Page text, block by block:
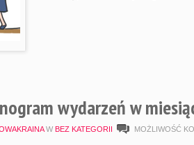
wydarzeń w
W BEZ KATEGORII MOŻLIWOŚĆ